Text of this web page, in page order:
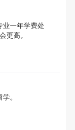
学院历史悠
建筑领域的广
持续建筑实
绿色技术，鼓
业一年学费处
更高。
。